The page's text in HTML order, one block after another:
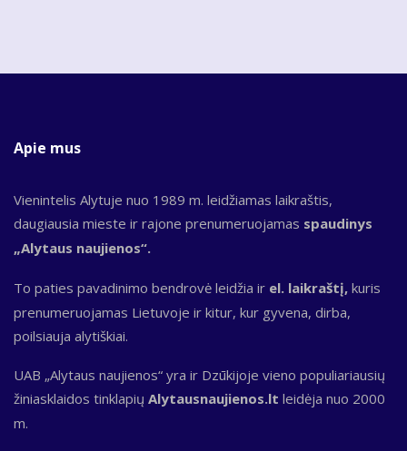
Apie mus
Vienintelis Alytuje nuo 1989 m. leidžiamas laikraštis,
daugiausia mieste ir rajone prenumeruojamas spaudinys
„Alytaus naujienos“.
To paties pavadinimo bendrovė leidžia ir el. laikraštį, kuris
prenumeruojamas Lietuvoje ir kitur, kur gyvena, dirba,
poilsiauja alytiškiai.
UAB „Alytaus naujienos“ yra ir Dzūkijoje vieno populiariausių
žiniasklaidos tinklapių Alytausnaujienos.lt leidėja nuo 2000
m.